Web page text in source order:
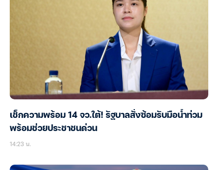
เช็กความพร้อม 14 จว.ใต้! รัฐบาลสั่งซ้อมรับมือน้ำท่วม
พร้อมช่วยประชาชนด่วน
14:23 น.